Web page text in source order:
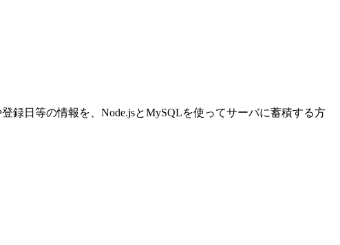
録日等の情報を、Node.jsとMySQLを使ってサーバに蓄積する方